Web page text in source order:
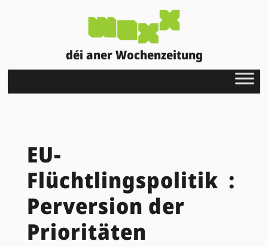
déi aner Wochenzeitung
EU-
Flüchtlingspolitik :
Perversion der
Prioritäten